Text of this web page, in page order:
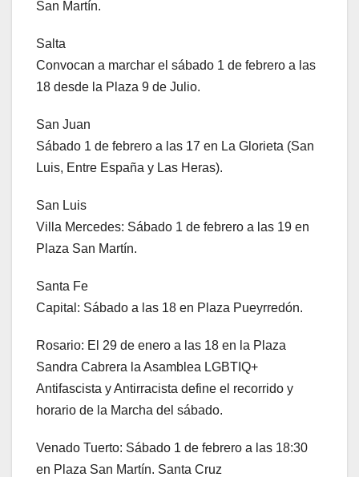
San Martín.
Salta
Convocan a marchar el sábado 1 de febrero a las
18 desde la Plaza 9 de Julio.
San Juan
Sábado 1 de febrero a las 17 en La Glorieta (San
Luis, Entre España y Las Heras).
San Luis
Villa Mercedes: Sábado 1 de febrero a las 19 en
Plaza San Martín.
Santa Fe
Capital: Sábado a las 18 en Plaza Pueyrredón.
Rosario: El 29 de enero a las 18 en la Plaza
Sandra Cabrera la Asamblea LGBTIQ+
Antifascista y Antirracista define el recorrido y
horario de la Marcha del sábado.
Venado Tuerto: Sábado 1 de febrero a las 18:30
en Plaza San Martín. Santa Cruz